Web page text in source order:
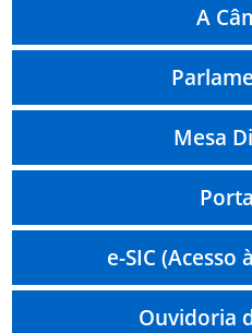
A
Mesa
e-SIC
Ouvidoria